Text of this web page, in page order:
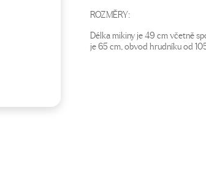
ROZMĚRY:
Délka mikiny je 49 cm včetně
je 65 cm, obvod hrudníku od